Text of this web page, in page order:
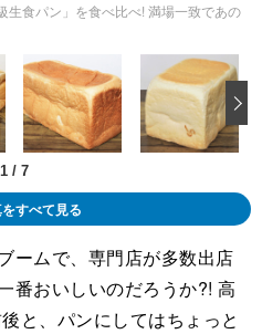
生食パン」を食べ比べ! 満場一致であの
1 / 7
すべて見る
ームで、専門店が多数出店
番おいしいのだろうか?! 高
と、パンにしてはちょっと